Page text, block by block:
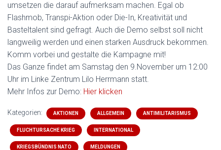
umsetzen die darauf aufmerksam machen. Egal ob
Flashmob, Transpi-Aktion oder Die-In, Kreativität und
Basteltalent sind gefragt. Auch die Demo selbst soll nicht
langweilig werden und einen starken Ausdruck bekommen.
Komm vorbei und gestalte die Kampagne mit!
Das Ganze findet am Samstag den 9.November um 12:00
Uhr im Linke Zentrum Lilo Herrmann statt.
Mehr Infos zur Demo: Hier klicken
Kategorien: AKTIONEN ALLGEMEIN ANTIMILITARISMUS
FLUCHTURSACHE KRIEG INTERNATIONAL
KRIEGSBÜNDNIS NATO MELDUNGEN